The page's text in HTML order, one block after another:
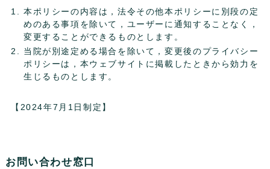
本ポリシーの内容は，法令その他本ポリシーに別段の定
めのある事項を除いて，ユーザーに通知することなく，
変更することができるものとします。
当院が別途定める場合を除いて，変更後のプライバシー
ポリシーは，本ウェブサイトに掲載したときから効力を
生じるものとします。
【2024年7月1日制定】
お問い合わせ窓口